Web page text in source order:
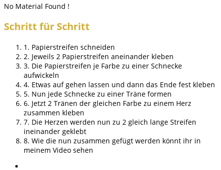
No Material Found !
Schritt für Schritt
1. Papierstreifen schneiden
2. Jeweils 2 Papierstreifen aneinander kleben
3. Die Papierstreifen je Farbe zu einer Schnecke
aufwickeln
4. Etwas auf gehen lassen und dann das Ende fest kleben
5. Nun jede Schnecke zu einer Träne formen
6. Jetzt 2 Tränen der gleichen Farbe zu einem Herz
zusammen kleben
7. Die Herzen werden nun zu 2 gleich lange Streifen
ineinander geklebt
8. Wie die nun zusammen gefügt werden könnt ihr in
meinem Video sehen